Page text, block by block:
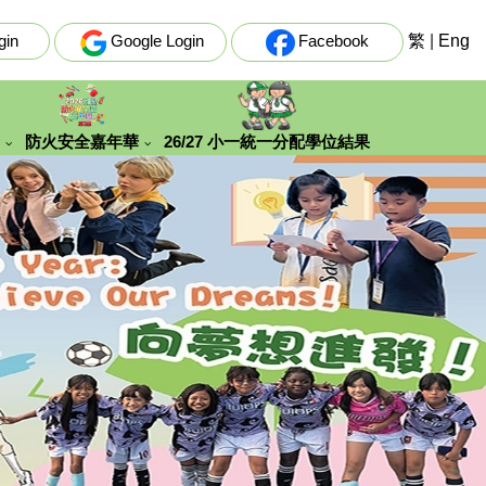
Google Login Facebook 繁 Eng
防火安全嘉年華 26/27 小一統一分配學位結果